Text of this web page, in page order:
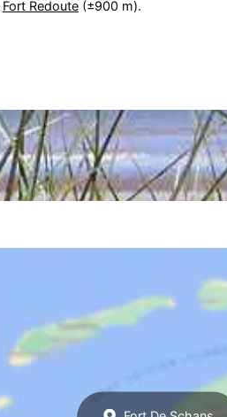
Fort Redoute(±900 m).